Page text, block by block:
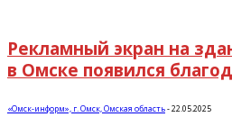
Рекламный экран на
в Омске появился
«Омск-информ», г. Омск, Омская область-22.05.2025